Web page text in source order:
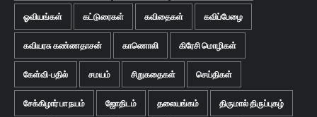
ஓவியங்கள் கட்டுரைகள் கவிதைகள் கவிப்பேழை
கவியரசு கண்ணதாசன் காணொலி கிரேசி மொழிகள்
கேள்வி-பதில் சமயம் சிறுகதைகள் செய்திகள்
சேக்கிழார் பா நயம் ஜோதிடம் தலையங்கம் திருமால் திருப்புகழ்